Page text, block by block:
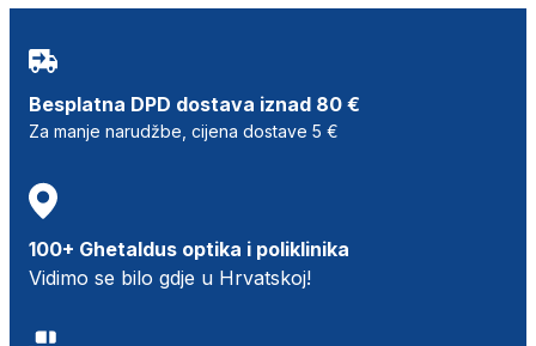
Besplatna DPD dostava iznad 80 €
Za manje narudžbe, cijena dostave 5 €
100+ Ghetaldus optika i poliklinika
Vidimo se bilo gdje u Hrvatskoj!